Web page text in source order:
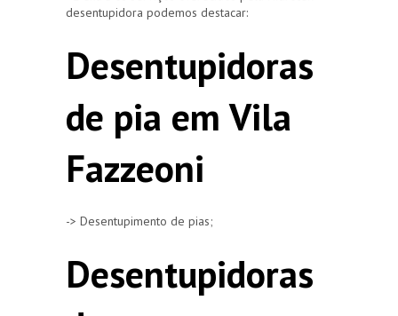
desentupidora podemos destacar:
Desentupidoras
de pia em Vila
Fazzeoni
-> Desentupimento de pias;
Desentupidoras